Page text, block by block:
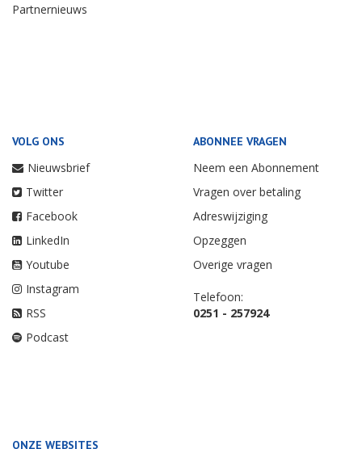
Partnernieuws
VOLG ONS
Nieuwsbrief
Twitter
Facebook
LinkedIn
Youtube
Instagram
RSS
Podcast
ABONNEE VRAGEN
Neem een Abonnement
Vragen over betaling
Adreswijziging
Opzeggen
Overige vragen
Telefoon:
0251 - 257924
ONZE WEBSITES